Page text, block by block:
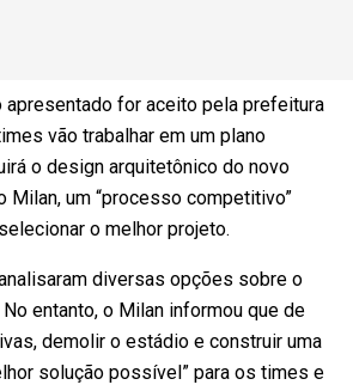
apresentado for aceito pela prefeitura
vão trabalhar em um plano
o design arquitetônico do novo
Milan, um “processo competitivo”
o melhor projeto.
diversas opções sobre o
entanto, o Milan informou que de
demolir o estádio e construir uma
solução possível” para os times e